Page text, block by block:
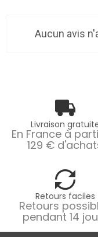
Aucun avis
Livraison
En France à
129 €
Retours faciles
Retours
pendant 14